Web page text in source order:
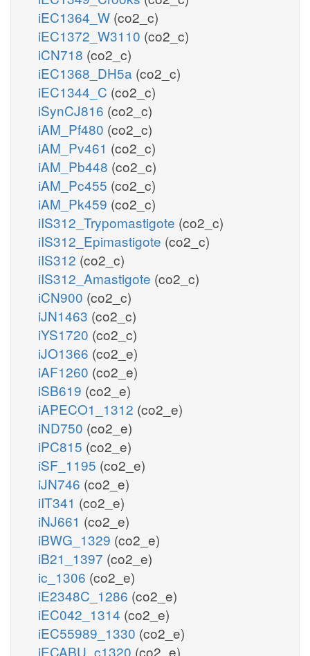
iEC1364_W (co2_c)
iEC1372_W3110 (co2_c)
iCN718 (co2_c)
iEC1368_DH5a (co2_c)
iEC1344_C (co2_c)
iSynCJ816 (co2_c)
iAM_Pf480 (co2_c)
iAM_Pv461 (co2_c)
iAM_Pb448 (co2_c)
iAM_Pc455 (co2_c)
iAM_Pk459 (co2_c)
iIS312_Trypomastigote (co2_c)
iIS312_Epimastigote (co2_c)
iIS312 (co2_c)
iIS312_Amastigote (co2_c)
iCN900 (co2_c)
iJN1463 (co2_c)
iYS1720 (co2_c)
iJO1366 (co2_e)
iAF1260 (co2_e)
iSB619 (co2_e)
iAPECO1_1312 (co2_e)
iND750 (co2_e)
iPC815 (co2_e)
iSF_1195 (co2_e)
iJN746 (co2_e)
iIT341 (co2_e)
iNJ661 (co2_e)
iBWG_1329 (co2_e)
iB21_1397 (co2_e)
ic_1306 (co2_e)
iE2348C_1286 (co2_e)
iEC042_1314 (co2_e)
iEC55989_1330 (co2_e)
iECABU_c1320 (co2_e)